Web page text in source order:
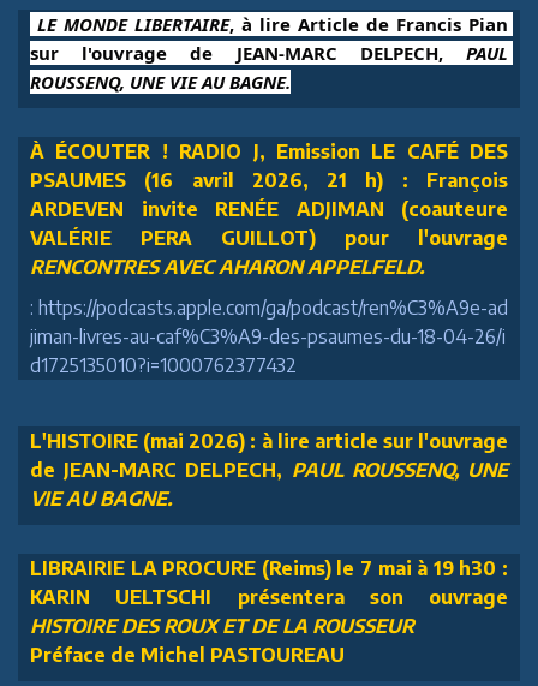
LE MONDE LIBERTAIRE, à lire Article de Francis Pian
sur l'ouvrage de JEAN-MARC DELPECH, PAUL
ROUSSENQ, UNE VIE AU BAGNE.
À ÉCOUTER ! RADIO J, Emission LE CAFÉ DES
PSAUMES (16 avril 2026, 21 h) : François
ARDEVEN invite RENÉE ADJIMAN (coauteure
VALÉRIE PERA GUILLOT) pour l'ouvrage
RENCONTRES AVEC AHARON APPELFELD.
: https://podcasts.apple.com/ga/podcast/ren%C3%A9e-ad
jiman-livres-au-caf%C3%A9-des-psaumes-du-18-04-26/i
d1725135010?i=1000762377432
L'HISTOIRE (mai 2026) : à lire article sur l'ouvrage
de JEAN-MARC DELPECH, PAUL ROUSSENQ, UNE
VIE AU BAGNE.
LIBRAIRIE LA PROCURE (Reims) le 7 mai à 19 h30 :
KARIN UELTSCHI présentera son ouvrage
HISTOIRE DES ROUX ET DE LA ROUSSEUR
Préface de Michel PASTOUREAU